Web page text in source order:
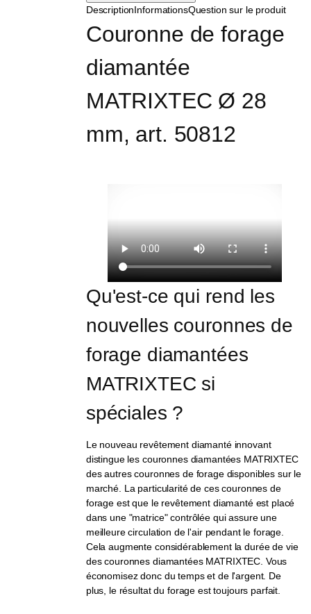
DescriptionInformationsQuestion sur le produit
Couronne de forage
diamantée
MATRIXTEC Ø 28
mm, art. 50812
Qu'est-ce qui rend les
nouvelles couronnes de
forage diamantées
MATRIXTEC si
spéciales ?
Le nouveau revêtement diamanté innovant
distingue les couronnes diamantées MATRIXTEC
des autres couronnes de forage disponibles sur le
marché. La particularité de ces couronnes de
forage est que le revêtement diamanté est placé
dans une "matrice" contrôlée qui assure une
meilleure circulation de l'air pendant le forage.
Cela augmente considérablement la durée de vie
des couronnes diamantées MATRIXTEC. Vous
économisez donc du temps et de l'argent. De
plus, le résultat du forage est toujours parfait.